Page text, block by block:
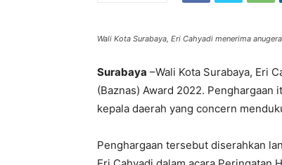
Wali Kota Surabaya, Eri Cahyadi menerima
Surabaya –Wali Kota Surabaya, Eri
(Baznas) Award 2022. Penghargaan
kepala daerah yang concern
Penghargaan tersebut diserahkan